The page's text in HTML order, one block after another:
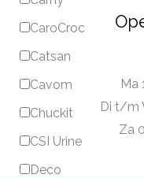
CaroCroc
Catsan
Cavom
Chuckit
CSI Urine
Deco
Ma
Di t/m
Za